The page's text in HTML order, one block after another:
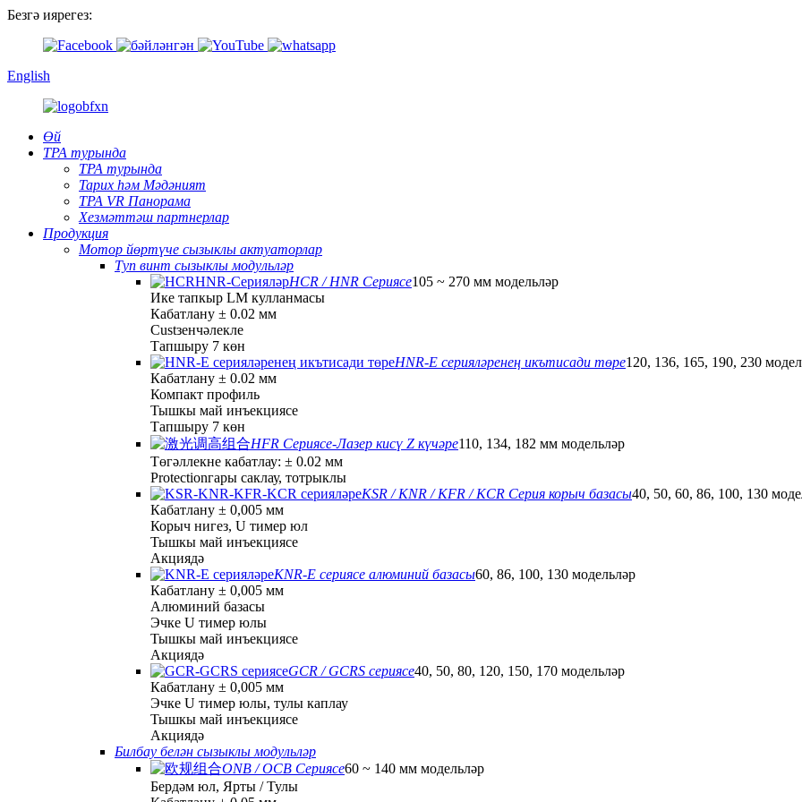
Безгә иярегез:
English
Өй
TPA турында
TPA турында
Тарих һәм Мәдәният
TPA VR Панорама
Хезмәттәш партнерлар
Продукция
Мотор йөртүче сызыклы актуаторлар
Туп винт сызыклы модульләр
HCR / HNR Сериясе105 ~ 270 мм модельләр
Ике тапкыр LM кулланмасы
Кабатлану ± 0.02 мм
Custзенчәлекле
Тапшыру 7 көн
HNR-E серияләренең икътисади төре120, 136, 165, 190, 230
Кабатлану ± 0.02 мм
Компакт профиль
Тышкы май инъекциясе
Тапшыру 7 көн
HFR Сериясе-Лазер кисү Z күчәре110, 134, 182 мм модельләр
Төгәллекне кабатлау: ± 0.02 мм
Protectionгары саклау, тотрыклы
KSR / KNR / KFR / KCR Серия корыч базасы40, 50, 60, 86, 100, 130
Кабатлану ± 0,005 мм
Корыч нигез, U тимер юл
Тышкы май инъекциясе
Акциядә
KNR-E сериясе алюминий базасы60, 86, 100, 130 модельләр
Кабатлану ± 0,005 мм
Алюминий базасы
Эчке U тимер юлы
Тышкы май инъекциясе
Акциядә
GCR / GCRS сериясе40, 50, 80, 120, 150, 170 модельләр
Кабатлану ± 0,005 мм
Эчке U тимер юлы, тулы каплау
Тышкы май инъекциясе
Акциядә
Билбау белән сызыклы модульләр
ONB / OCB Сериясе60 ~ 140 мм модельләр
Бердәм юл, Ярты / Тулы